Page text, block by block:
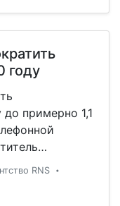
году
примерно 1,1
Сергей
RNS •